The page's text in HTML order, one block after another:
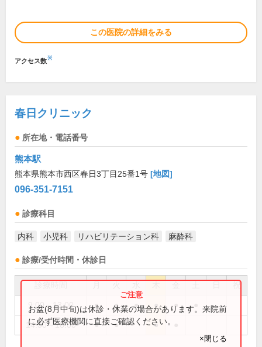
この医院の詳細をみる
アクセス数※
春日クリニック
所在地・電話番号
熊本駅
熊本県熊本市西区春日3丁目25番1号 [地図]
096-351-7151
診療科目
内科 小児科 リハビリテーション科 麻酔科
診療/受付時間・休診日
祝
9:00～13:00 ● ● ● ● ●
14:30～18:00 ● ● ●
お盆(8月中旬)は休診・休業の場合があります。来院前
に必ず医療機関に直接ご確認ください。
×閉じる